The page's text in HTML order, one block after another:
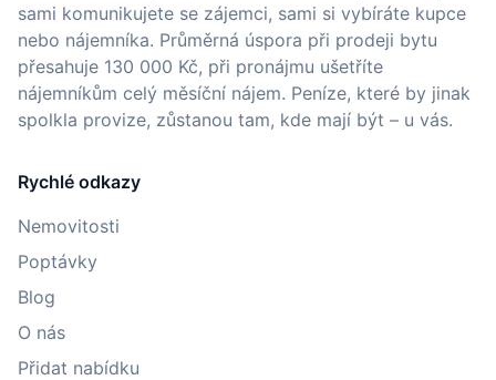
sami komunikujete se zájemci, sami si vybíráte kupce
nebo nájemníka. Průměrná úspora při prodeji bytu
přesahuje 130 000 Kč, při pronájmu ušetříte
nájemníkům celý měsíční nájem. Peníze, které by jinak
spolkla provize, zůstanou tam, kde mají být – u vás.
Rychlé odkazy
Nemovitosti
Poptávky
Blog
O nás
Přidat nabídku